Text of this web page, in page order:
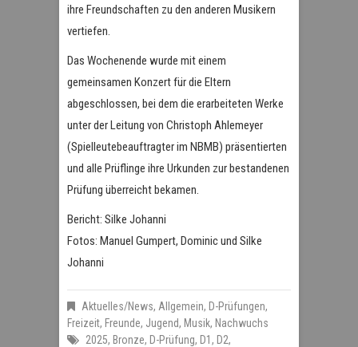
ihre Freundschaften zu den anderen Musikern
vertiefen.
Das Wochenende wurde mit einem
gemeinsamen Konzert für die Eltern
abgeschlossen, bei dem die erarbeiteten Werke
unter der Leitung von Christoph Ahlemeyer
(Spielleutebeauftragter im NBMB) präsentierten
und alle Prüflinge ihre Urkunden zur bestandenen
Prüfung überreicht bekamen.
Bericht: Silke Johanni
Fotos: Manuel Gumpert, Dominic und Silke
Johanni
Aktuelles/News, Allgemein, D-Prüfungen,
Freizeit, Freunde, Jugend, Musik, Nachwuchs
2025, Bronze, D-Prüfung, D1 , D2,